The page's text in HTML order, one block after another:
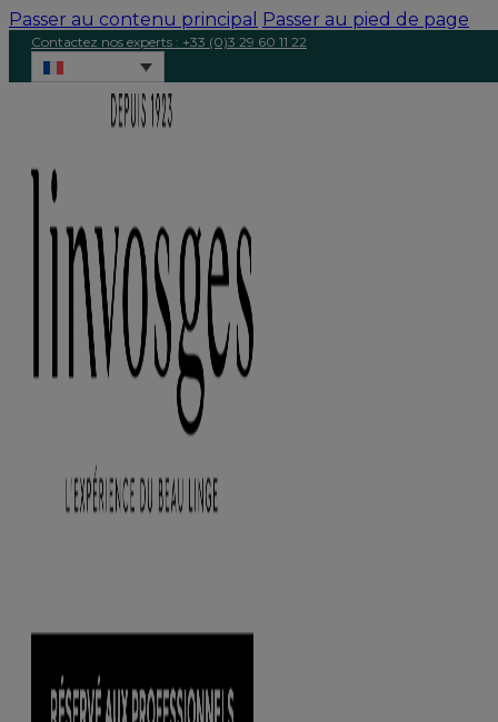
Passer au contenu principal Passer au pied de page
Contactez nos experts : +33 (0)3 29 60 11 22